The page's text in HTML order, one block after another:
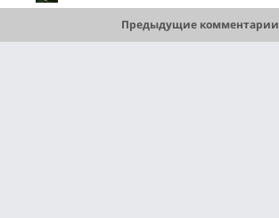
Предыдущие комментарии